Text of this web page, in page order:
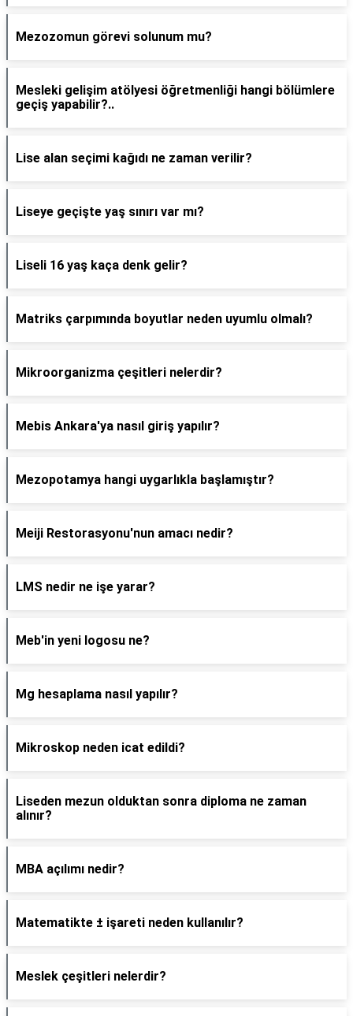
Mezozomun görevi solunum mu?
Mesleki gelişim atölyesi öğretmenliği hangi bölümlere
geçiş yapabilir?..
Lise alan seçimi kağıdı ne zaman verilir?
Liseye geçişte yaş sınırı var mı?
Liseli 16 yaş kaça denk gelir?
Matriks çarpımında boyutlar neden uyumlu olmalı?
Mikroorganizma çeşitleri nelerdir?
Mebis Ankara'ya nasıl giriş yapılır?
Mezopotamya hangi uygarlıkla başlamıştır?
Meiji Restorasyonu'nun amacı nedir?
LMS nedir ne işe yarar?
Meb'in yeni logosu ne?
Mg hesaplama nasıl yapılır?
Mikroskop neden icat edildi?
Liseden mezun olduktan sonra diploma ne zaman
alınır?
MBA açılımı nedir?
Matematikte ± işareti neden kullanılır?
Meslek çeşitleri nelerdir?